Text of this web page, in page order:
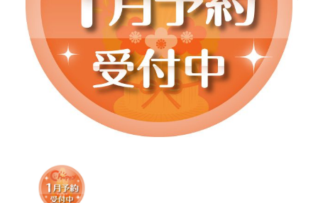
販促用空カプセル
レンタル
景品・玩具・文具
販促用カプセルトイ